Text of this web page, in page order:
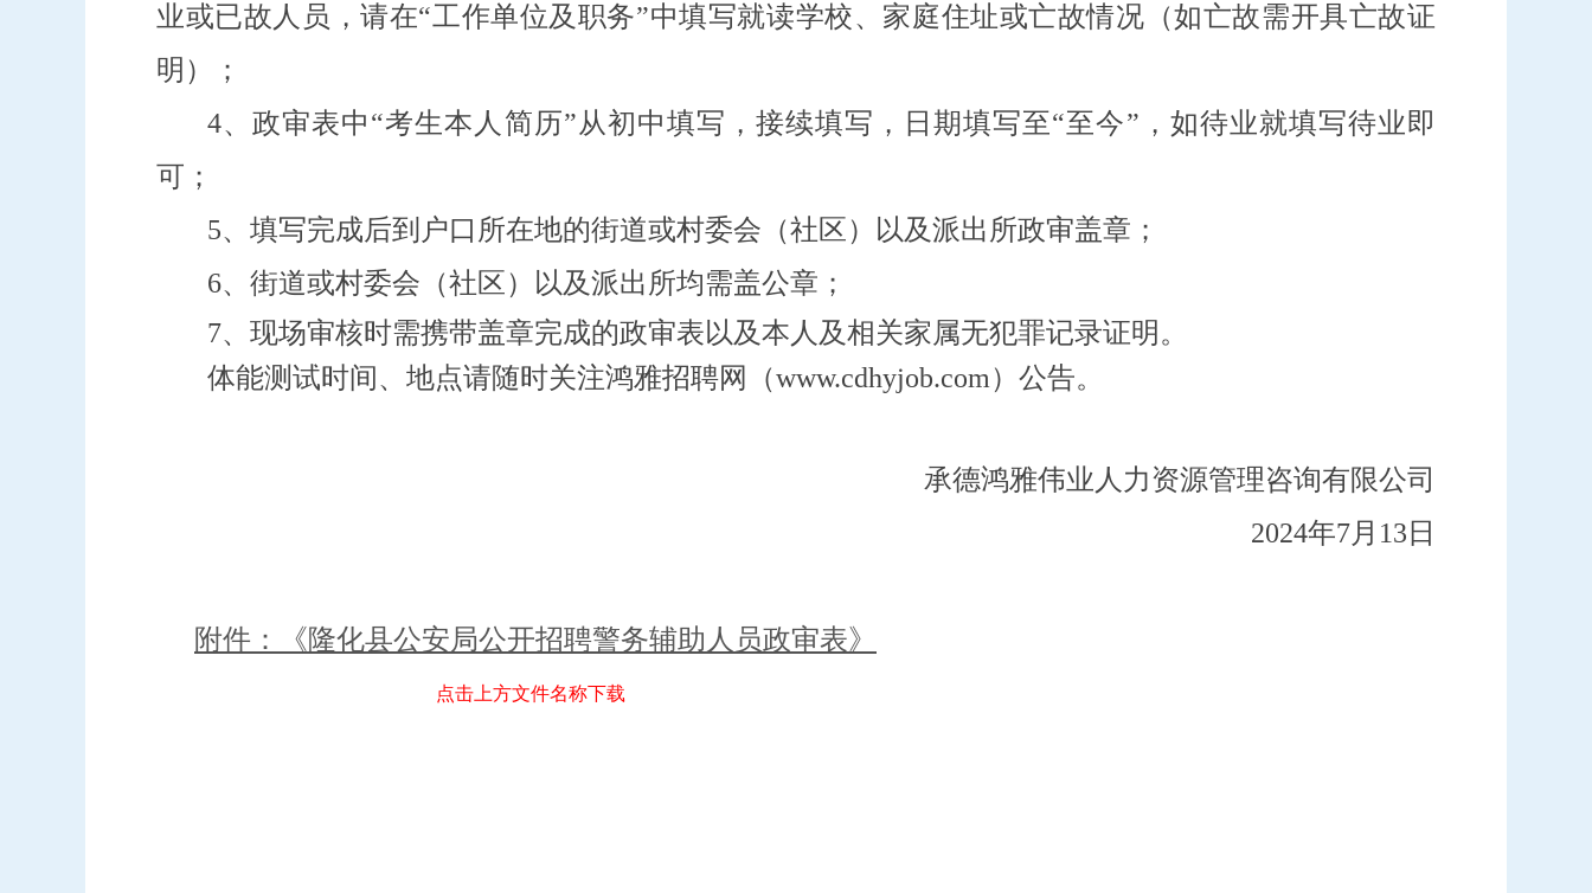
业或已故人员，请在“工作单位及职务”中填写就读学校、家庭住址或亡故情况（如亡故需开具亡故证
明）；
4、政审表中“考生本人简历”从初中填写，接续填写，日期填写至“至今”，如待业就填写待业即
可；
5、填写完成后到户口所在地的街道或村委会（社区）以及派出所政审盖章；
6、街道或村委会（社区）以及派出所均需盖公章；
7、现场审核时需携带盖章完成的政审表以及本人及相关家属无犯罪记录证明。
体能测试时间、地点请随时关注鸿雅招聘网（www.cdhyjob.com）公告。
承德鸿雅伟业人力资源管理咨询有限公司
2024年7月 13 日
附件：《隆化县公安局公开招聘警务辅助人员政审表》
点击上方文件名称下载